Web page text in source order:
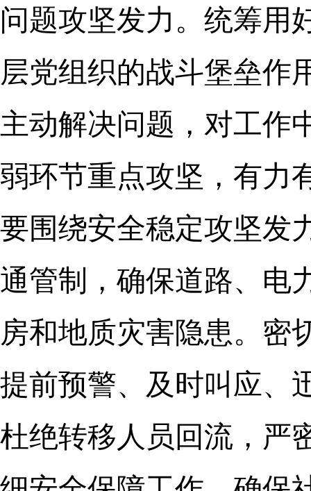
问题攻坚发力。统筹用
层党组织的战斗堡垒作
主动解决问题，对工作
弱环节重点攻坚，有力
要围绕安全稳定攻坚发
通管制，确保道路、电
房和地质灾害隐患。密
提前预警、及时叫应、
杜绝转移人员回流，严